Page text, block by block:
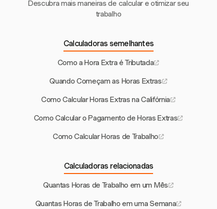
Descubra mais maneiras de calcular e otimizar seu
trabalho
Calculadoras semelhantes
Como a Hora Extra é Tributada
Quando Começam as Horas Extras
Como Calcular Horas Extras na Califórnia
Como Calcular o Pagamento de Horas Extras
Como Calcular Horas de Trabalho
Calculadoras relacionadas
Quantas Horas de Trabalho em um Mês
Quantas Horas de Trabalho em uma Semana